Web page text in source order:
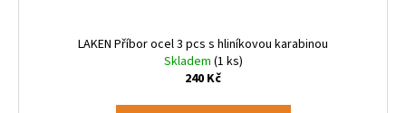
LAKEN Příbor ocel 3 pcs s hliníkovou karabinou
Skladem (1 ks)
240 Kč